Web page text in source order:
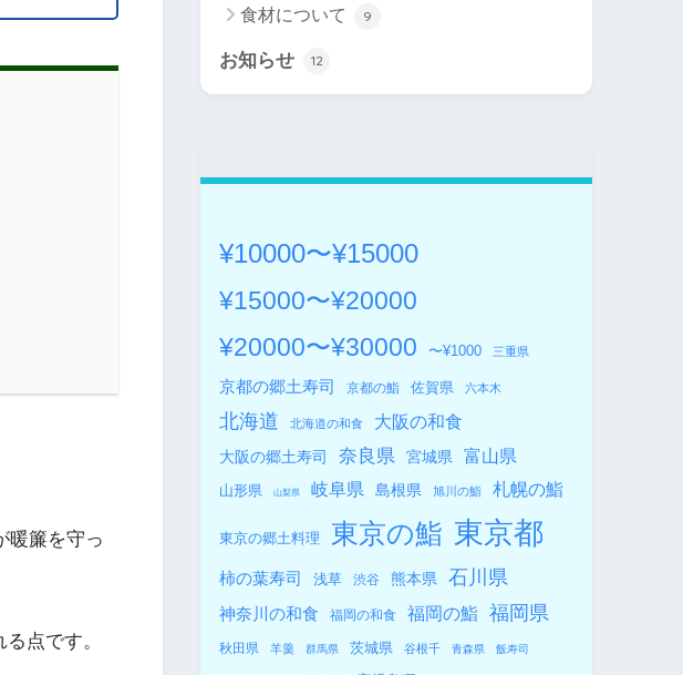
暖簾を守っ
点です。
食材について 9
お知らせ 12
¥10000〜¥15000
¥15000〜¥20000
¥20000〜¥30000
〜¥1000 三重県
京都の郷土寿司 京都の鮨 佐賀県 六本木
北海道 北海道の和食 大阪の和食
大阪の郷土寿司 奈良県 宮城県 富山県
山形県 山梨県 岐阜県 島根県 旭川の鮨 札幌の鮨
東京の郷土料理 東京の鮨 東京都
柿の葉寿司 浅草 渋谷 熊本県 石川県
神奈川の和食 福岡の和食 福岡の鮨 福岡県
秋田県 羊羹 群馬県 茨城県 谷根千 青森県 飯寿司